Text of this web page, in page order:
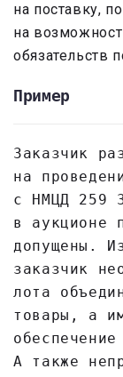
на поставку,
на
обязательств
Пример
Заказчик
на
с НМЦД 259
в аукционе
допущены.
заказчик
лота
товары, а
А также